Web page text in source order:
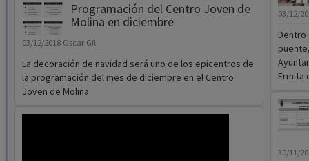
Programación del Centro Joven de
Molina en diciembre
03/12/2018 Oscar Gil
La decoración de navidad será uno de los epicentros de
la programación del mes de diciembre en el Centro
Joven de Molina
03/12/
Ermita
30/11/